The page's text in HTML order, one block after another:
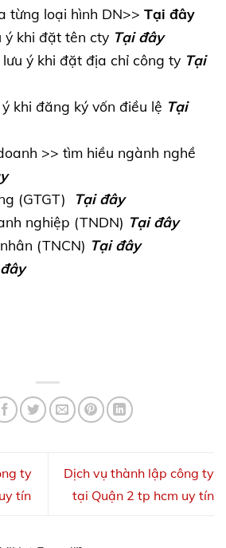
từng loại hình DN>> Tại đây
ý khi đặt tên cty Tại đây
ý khi đặt địa chỉ công ty Tại
khi đăng ký vốn điều lệ Tại
>> tìm hiều ngành nghề
(GTGT)
Tại đây
nghiệp (TNDN) Tại đây
(TNCN) Tại đây
ty
tín
Dịch vụ thành lập công ty
tại Quận 2 tp hcm uy tín